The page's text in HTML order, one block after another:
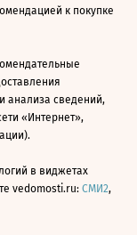
к покупке
анализа сведений,
«Интернет»,
в виджетах
vedomosti.ru: СМИ2,